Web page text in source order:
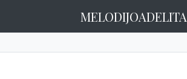
MELODIJOADELITA